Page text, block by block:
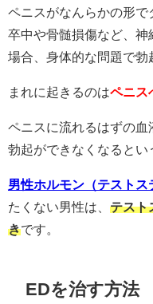
ペニスがなんらかの形
卒中や骨髄損傷など、神
場合、身体的な問題で勃
まれに起きるのはペニス
ペニスに流れるはずの血
勃起ができなくなるとい
男性ホルモン（テストス
たくない男性は、 テスト
きです。
EDを治す方法